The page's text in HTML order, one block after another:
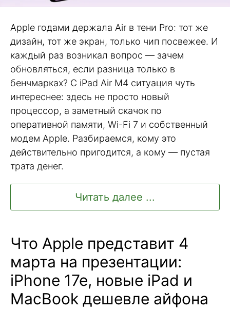
Apple годами держала Air в тени Pro: тот же
дизайн, тот же экран, только чип посвежее. И
каждый раз возникал вопрос — зачем
обновляться, если разница только в
бенчмарках? С iPad Air M4 ситуация чуть
интереснее: здесь не просто новый
процессор, а заметный скачок по
оперативной памяти, Wi-Fi 7 и собственный
модем Apple. Разбираемся, кому это
действительно пригодится, а кому — пустая
трата денег.
Читать далее ...
Что Apple представит 4
марта на презентации:
iPhone 17e, новые iPad и
MacBook дешевле айфона